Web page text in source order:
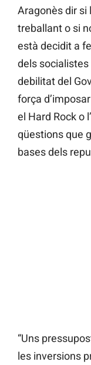
Aragonès dir si
treballant o si
està decidit a
dels
debilitat del
força
el Hard Rock o
qüestions que
bases dels
“Uns
les inversions